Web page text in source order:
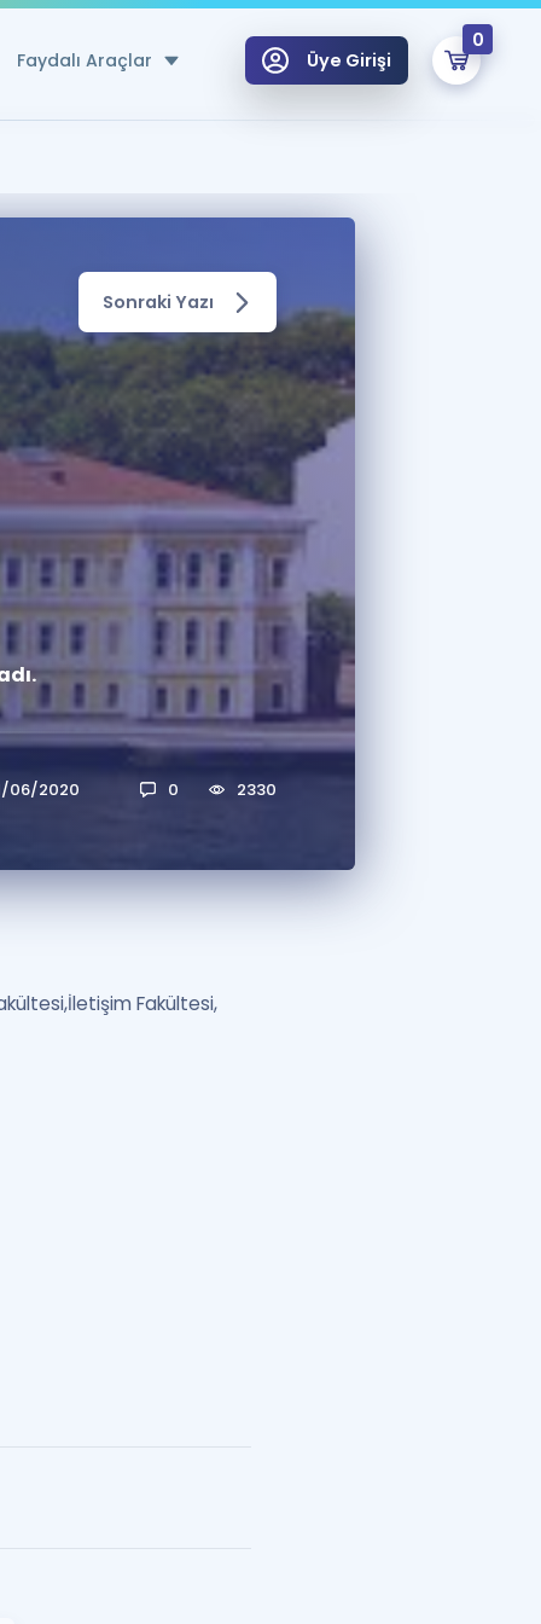
Faydalı Araçlar
Hesaplama Aracı
için Öneriler
Tek Takvimde
Özel Fırsatlar
Sınavlarla İlgili Haberler
Üye Girişi
0
Şifremi Hatırlamıyorum
ÜYE DEĞİLİM
Sepetin Şu An Boş.
Hoca ile seni sınava hazırlayacak onlarca eğitim seni bekliyor!
Sonraki Yazı
06/2020 0 2330
Fakültesi,